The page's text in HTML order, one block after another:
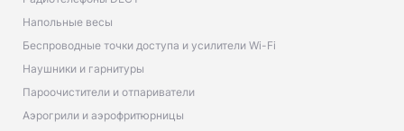
Напольные весы
Беспроводные точки доступа и усилители Wi-Fi
Наушники и гарнитуры
Пароочистители и отпариватели
Аэрогрили и аэрофритюрницы